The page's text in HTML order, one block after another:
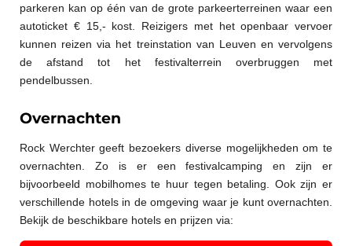
parkeren kan op één van de grote parkeerterreinen waar een
autoticket € 15,- kost. Reizigers met het openbaar vervoer
kunnen reizen via het treinstation van Leuven en vervolgens
de afstand tot het festivalterrein overbruggen met
pendelbussen.
Overnachten
Rock Werchter geeft bezoekers diverse mogelijkheden om te
overnachten. Zo is er een festivalcamping en zijn er
bijvoorbeeld mobilhomes te huur tegen betaling. Ook zijn er
verschillende hotels in de omgeving waar je kunt overnachten.
Bekijk de beschikbare hotels en prijzen via: